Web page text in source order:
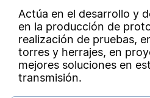
Actúa en el desarrollo y
en la producción de
realización de pruebas,
torres y herrajes, en
mejores soluciones en
transmisión.